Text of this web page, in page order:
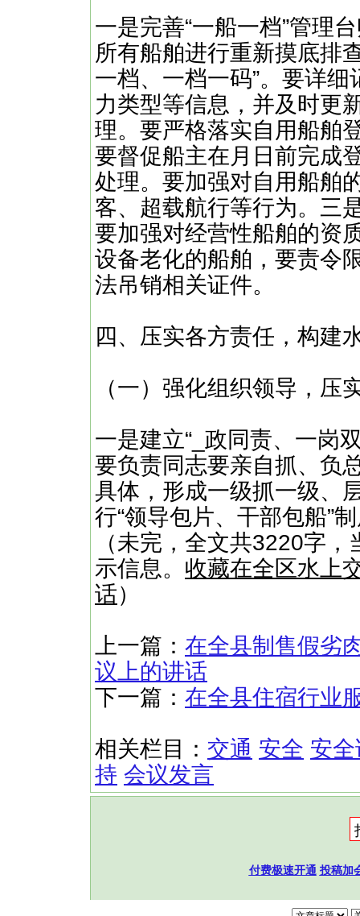
一是完善“一船一档”管理
所有船舶进行重新摸底排
一档、一档一码”。要详
力类型等信息，并及时更
理。要严格落实自用船舶
要督促船主在月日前完成
处理。要加强对自用船舶
客、超载航行等行为。三
要加强对经营性船舶的资
设备老化的船舶，要责令
法吊销相关证件。
四、压实各方责任，构建
（一）强化组织领导，压
一是建立“_政同责、一岗
要负责同志要亲自抓、负
具体，形成一级抓一级、
行“领导包片、干部包船”
（未完，全文共3220字
示信息。 收藏在全区水上
话）
上一篇： 在全县制售假劣
议上的讲话
下一篇： 在全县住宿行业
相关栏目： 交通 安全 安
持 会议发言
付费极速开通 投稿加